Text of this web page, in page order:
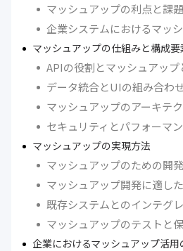
マッシュアップの利点と課題
企業システムにおけるマッ
マッシュアップの仕組みと構成要
APIの役割とマッシュアップ
データ統合とUIの組み合わ
マッシュアップのアーキテ
セキュリティとパフォーマ
マッシュアップの実現方法
マッシュアップのための開
マッシュアップ開発に適し
既存システムとのインテグ
マッシュアップのテストと
企業におけるマッシュアップ活用